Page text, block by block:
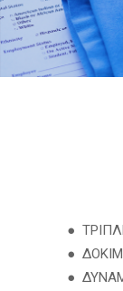
●
●
●